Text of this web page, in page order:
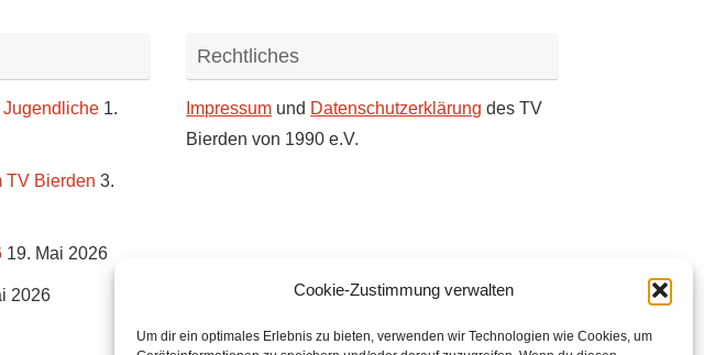
Cookie-Zustimmung verwalten
Um dir ein optimales Erlebnis zu bieten, verwenden wir Technologien wie Cookies, um
Jugendliche 1.
TV Bierden 3.
19. Mai 2026
2026
Rechtliches
Impressum und Datenschutzerklärung des TV
Bierden von 1990 e.V.